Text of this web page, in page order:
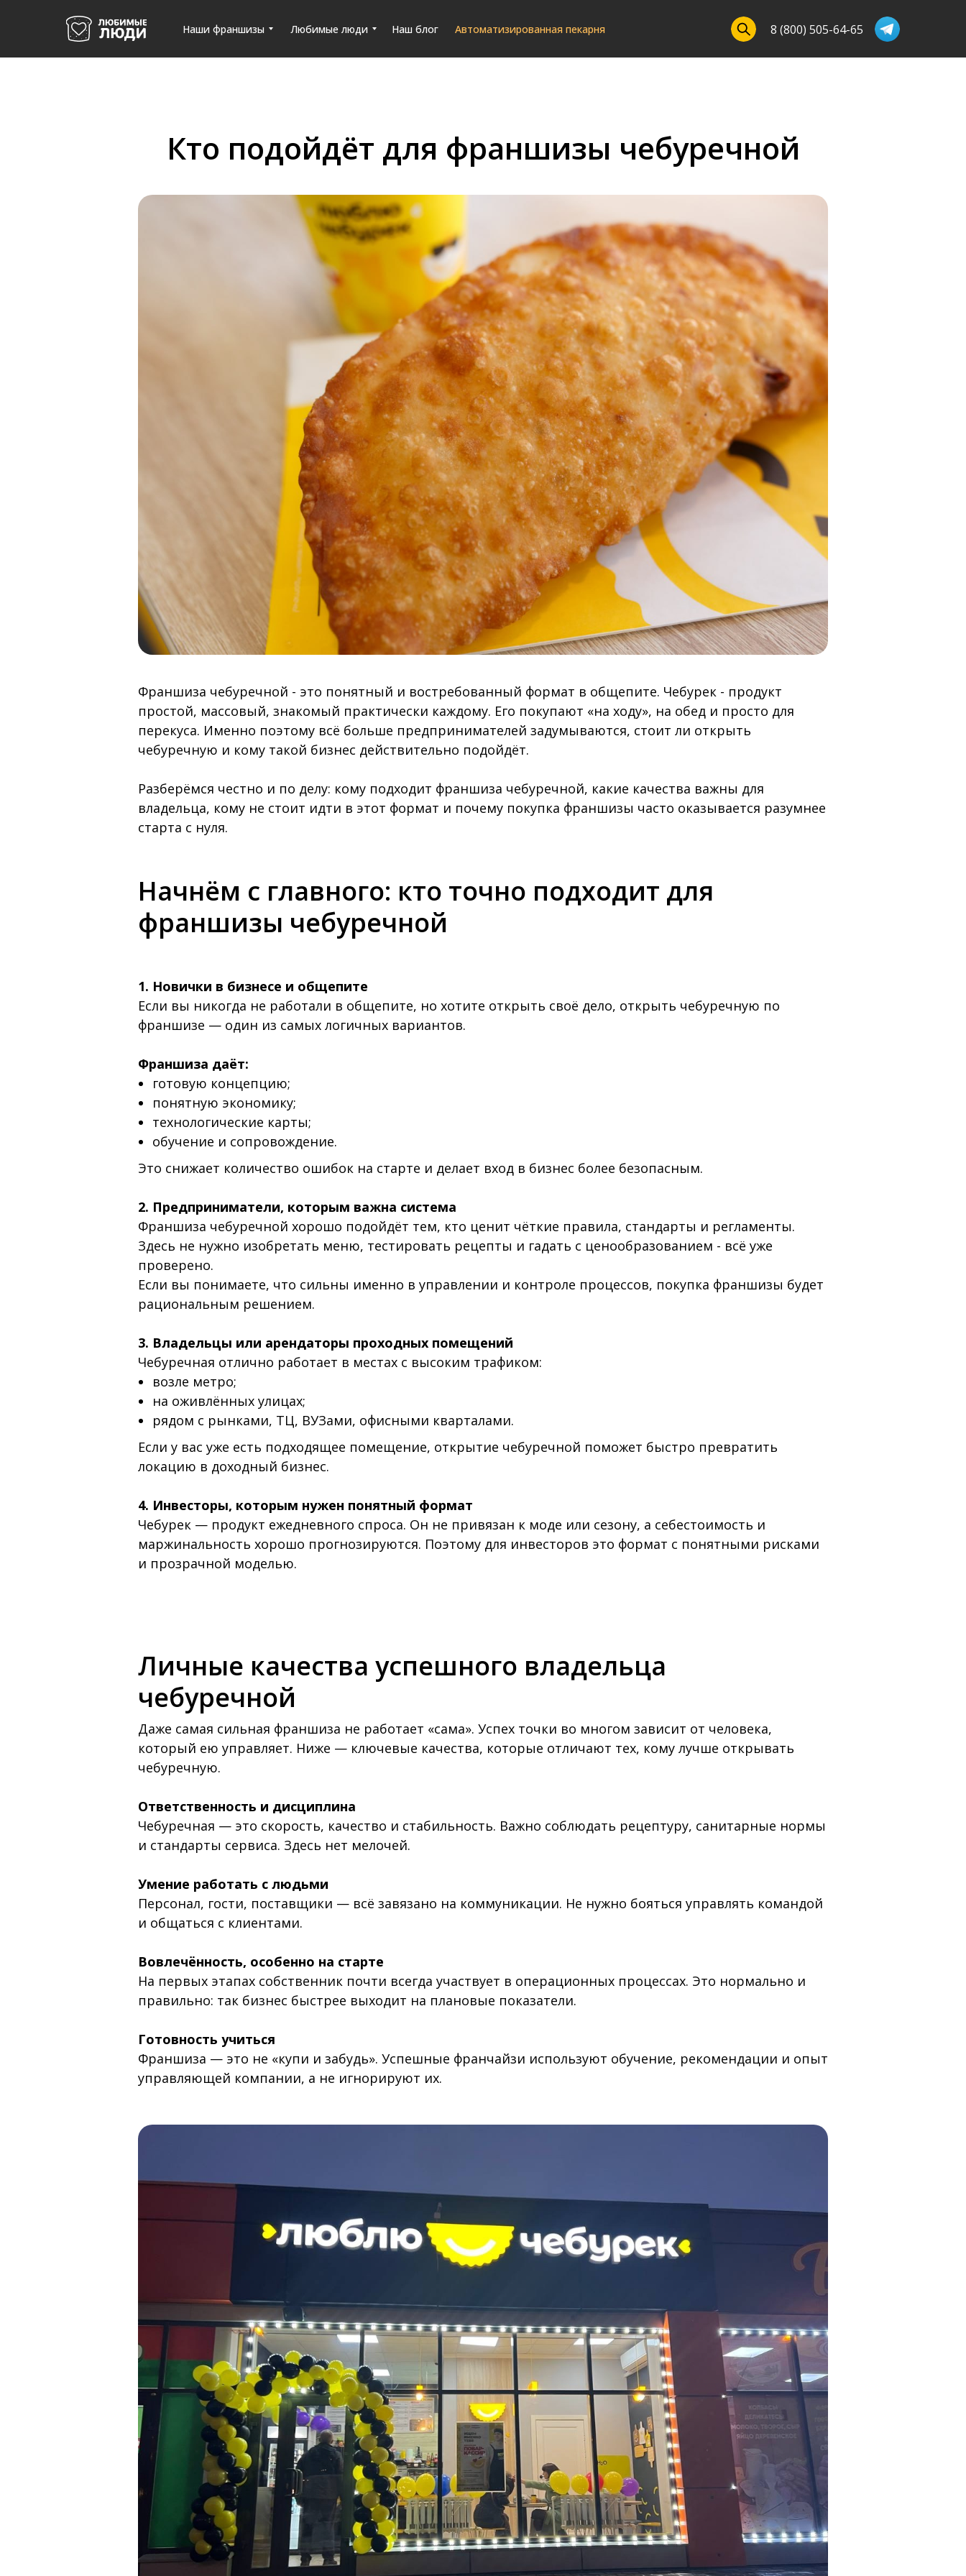
Наши франшизы Любимые люди Наш блог Автоматизированная пекарня 8 (800) 505-64-65
Кто подойдёт для франшизы чебуречной
Франшиза чебуречной - это понятный и востребованный формат в общепите. Чебурек - продукт
простой, массовый, знакомый практически каждому. Его покупают «на ходу», на обед и просто для
перекуса. Именно поэтому всё больше предпринимателей задумываются, стоит ли открыть
чебуречную и кому такой бизнес действительно подойдёт.
Разберёмся честно и по делу: кому подходит франшиза чебуречной, какие качества важны для
владельца, кому не стоит идти в этот формат и почему покупка франшизы часто оказывается разумнее
старта с нуля.
Начнём с главного: кто точно подходит для
франшизы чебуречной
1. Новички в бизнесе и общепите
Если вы никогда не работали в общепите, но хотите открыть своё дело, открыть чебуречную по
франшизе — один из самых логичных вариантов.
Франшиза даёт:
готовую концепцию;
понятную экономику;
технологические карты;
обучение и сопровождение.
Это снижает количество ошибок на старте и делает вход в бизнес более безопасным.
2. Предприниматели, которым важна система
Франшиза чебуречной хорошо подойдёт тем, кто ценит чёткие правила, стандарты и регламенты.
Здесь не нужно изобретать меню, тестировать рецепты и гадать с ценообразованием - всё уже
проверено.
Если вы понимаете, что сильны именно в управлении и контроле процессов, покупка франшизы будет
рациональным решением.
3. Владельцы или арендаторы проходных помещений
Чебуречная отлично работает в местах с высоким трафиком:
возле метро;
на оживлённых улицах;
рядом с рынками, ТЦ, ВУЗами, офисными кварталами.
Если у вас уже есть подходящее помещение, открытие чебуречной поможет быстро превратить
локацию в доходный бизнес.
4. Инвесторы, которым нужен понятный формат
Чебурек — продукт ежедневного спроса. Он не привязан к моде или сезону, а себестоимость и
маржинальность хорошо прогнозируются. Поэтому для инвесторов это формат с понятными рисками
и прозрачной моделью.
Личные качества успешного владельца
чебуречной
Даже самая сильная франшиза не работает «сама». Успех точки во многом зависит от человека,
который ею управляет. Ниже — ключевые качества, которые отличают тех, кому лучше открывать
чебуречную.
Ответственность и дисциплина
Чебуречная — это скорость, качество и стабильность. Важно соблюдать рецептуру, санитарные нормы
и стандарты сервиса. Здесь нет мелочей.
Умение работать с людьми
Персонал, гости, поставщики — всё завязано на коммуникации. Не нужно бояться управлять командой
и общаться с клиентами.
Вовлечённость, особенно на старте
На первых этапах собственник почти всегда участвует в операционных процессах. Это нормально и
правильно: так бизнес быстрее выходит на плановые показатели.
Готовность учиться
Франшиза — это не «купи и забудь». Успешные франчайзи используют обучение, рекомендации и опыт
управляющей компании, а не игнорируют их.